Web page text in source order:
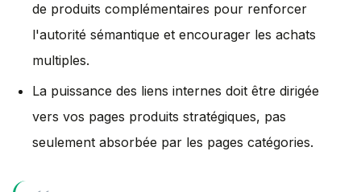
de produits complémentaires pour renforcer
l'autorité sémantique et encourager les achats
multiples.
La puissance des liens internes doit être dirigée
vers vos pages produits stratégiques, pas
seulement absorbée par les pages catégories.